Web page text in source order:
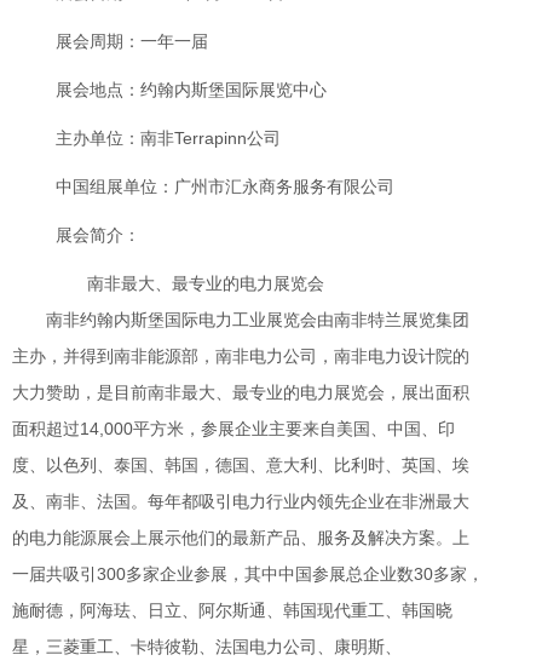
展会周期： 一年一届
展会地点：约翰内斯堡国际展览中心
主办单位： 南非Terrapinn公司
中国组展单位： 广州市汇永商务服务有限公司
展会简介：
南非最大、最专业的电力展览会
南非约翰内斯堡国际电力工业展览会由南非特兰展览集团
主办，并得到南非能源部，南非电力公司，南非电力设计院的
大力赞助，是目前南非最大、最专业的电力展览会，展出面积
面积超过14,000平方米，参展企业主要来自美国、中国、印
度、以色列、泰国、韩国，德国、意大利、比利时、英国、埃
及、南非、法国。每年都吸引电力行业内领先企业在非洲最大
的电力能源展会上展示他们的最新产品、服务及解决方案。上
一届共吸引300多家企业参展，其中中国参展总企业数30多家，
施耐德，阿海珐、日立、阿尔斯通、韩国现代重工、韩国晓
星，三菱重工、卡特彼勒、法国电力公司、康明斯、